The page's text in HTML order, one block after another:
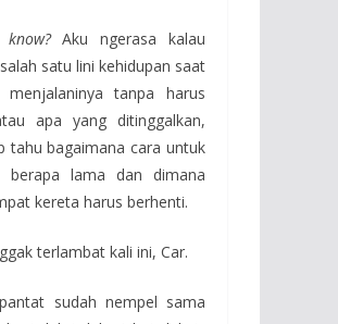
Aku ngerasa kalau
satu lini kehidupan saat
tanpa harus
apa yang ditinggalkan,
tahu bagaimana cara untuk
berapa lama dan dimana
kereta harus berhenti.
terlambat kali ini, Car.
sudah nempel sama